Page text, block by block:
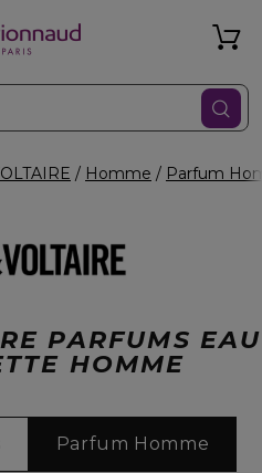
Homme Parfum
PARFUMS EAU
HOMME
Parfum Homme